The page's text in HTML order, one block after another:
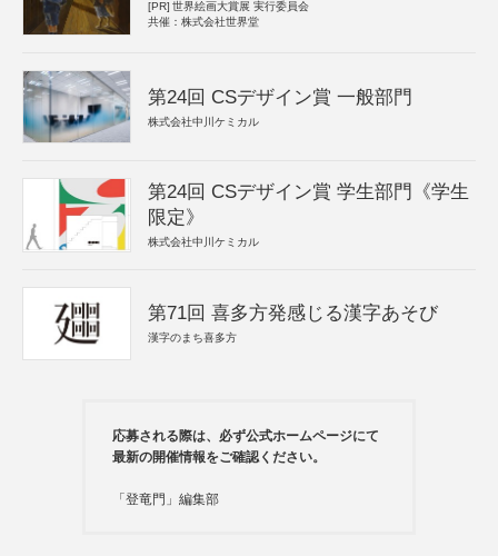
[PR] 世界絵画大賞展 実行委員会
共催：株式会社世界堂
第24回 CSデザイン賞 一般部門
株式会社中川ケミカル
第24回 CSデザイン賞 学生部門《学生
限定》
株式会社中川ケミカル
第71回 喜多方発感じる漢字あそび
漢字のまち喜多方
応募される際は、必ず公式ホームページにて
最新の開催情報をご確認ください。
「登竜門」編集部